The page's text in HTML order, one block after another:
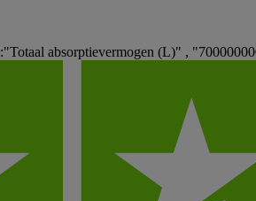
absorptievermogen (L)" ,